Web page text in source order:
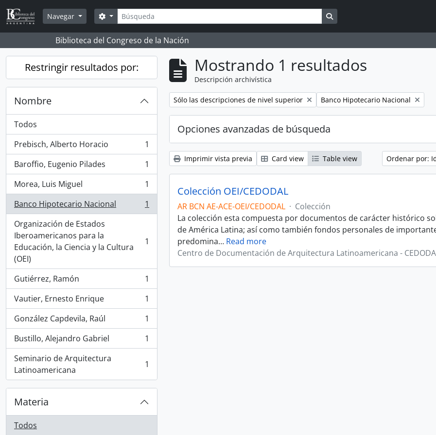
Skip to main content
Navegar
Búsqueda
Search options
Biblioteca del Congreso de la Nación
Restringir resultados por:
Nombre
Todos
Prebisch, Alberto Horacio
, 1 resultados
1
Baroffio, Eugenio Pilades
, 1 resultados
1
Morea, Luis Miguel
, 1 resultados
1
Banco Hipotecario Nacional
, 1 resultados
1
Organización de Estados
Iberoamericanos para la
Educación, la Ciencia y la Cultura
(OEI)
, 1 resultados 1
Gutiérrez, Ramón
, 1 resultados
1
Vautier, Ernesto Enrique
, 1 resultados
1
González Capdevila, Raúl
, 1 resultados
1
Bustillo, Alejandro Gabriel
, 1 resultados
1
Seminario de Arquitectura
Latinoamericana
, 1 resultados 1
Materia
Todos
Mostrando 1 resultados
Descripción archivística
Remove filter:
Sólo las descripciones de nivel superior Remove filter:
Banco Hipotecario Nacional
Opciones avanzadas de búsqueda
Imprimir vista previa Card view Table view Ordenar por:
Colección OEI/CEDODAL
AR BCN AE-ACE-OEI/CEDODAL · Colección
La colección esta compuesta por documentos de carácter histórico
de América Latina; así como también fondos personales de
predomina… Read more
Centro de Documentación de Arquitectura Latinoamericana -